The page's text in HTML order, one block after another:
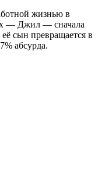
жизнью в
— Джил — сначала
сын превращается в
абсурда.